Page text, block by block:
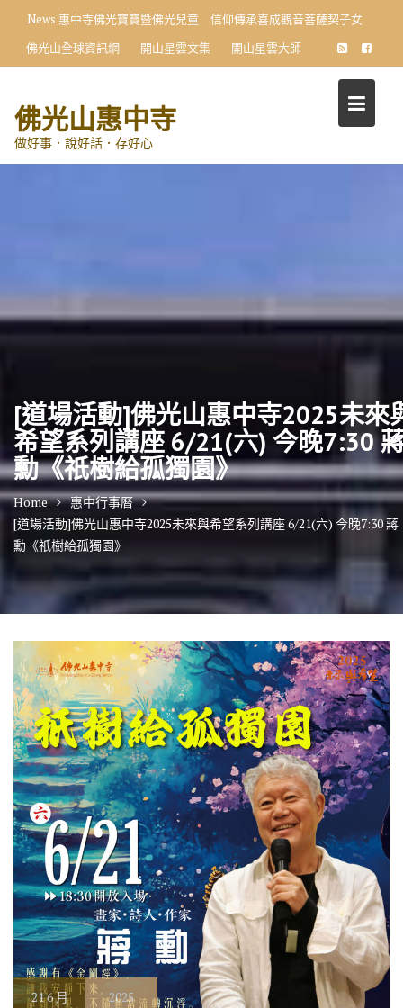
content
News 惠中寺佛光寶寶暨佛光兒童 信仰傳承喜成觀音菩薩契子女
佛光山全球資訊網
開山星雲文集 開山星雲大師
佛光山惠中寺
做好事．說好話．存好心
[道場活動]佛光山惠中寺2025未來
希望系列講座 6/21(六) 今晚7:30
勳《祇樹給孤獨園》
Home
惠中行事曆
[道場活動]佛光山惠中寺2025未來與希望系列講座 6/21(六) 今晚7:30 蔣
勳《祇樹給孤獨園》
216 月 2025